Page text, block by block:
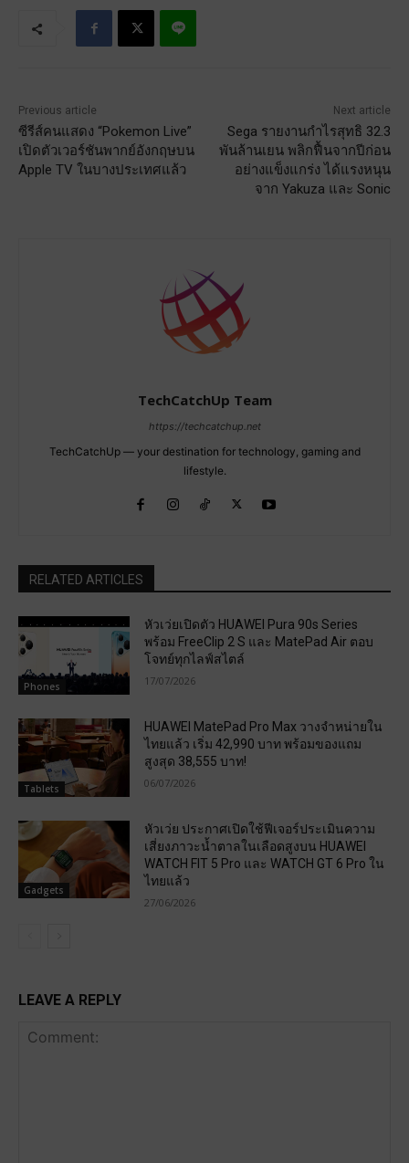
Previous article
ซีรีส์คนแสดง “Pokemon Live”
เปิดตัวเวอร์ชันพากย์อังกฤษบน
Apple TV ในบางประเทศแล้ว
Next article
Sega รายงานกำไรสุทธิ 32.3
พันล้านเยน พลิกฟื้นจากปีก่อน
อย่างแข็งแกร่ง ได้แรงหนุน
จาก Yakuza และ Sonic
TechCatchUp Team
https://techcatchup.net
TechCatchUp — your destination for technology, gaming and
lifestyle.
RELATED ARTICLES
Phones
หัวเว่ยเปิดตัว HUAWEI Pura 90s Series
พร้อม FreeClip 2 S และ MatePad Air ตอบ
โจทย์ทุกไลฟ์สไตล์
17/07/2026
Tablets
HUAWEI MatePad Pro Max วางจำหน่ายใน
ไทยแล้ว เริ่ม 42,990 บาท พร้อมของแถม
สูงสุด 38,555 บาท!
06/07/2026
Gadgets
หัวเว่ย ประกาศเปิดใช้ฟีเจอร์ประเมินความ
เสี่ยงภาวะน้ำตาลในเลือดสูงบน HUAWEI
WATCH FIT 5 Pro และ WATCH GT 6 Pro ใน
ไทยแล้ว
27/06/2026
LEAVE A REPLY